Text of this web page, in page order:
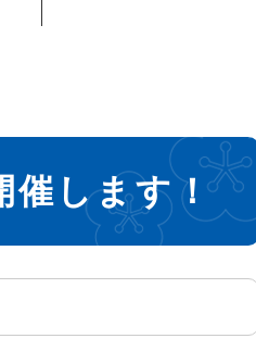
催します！